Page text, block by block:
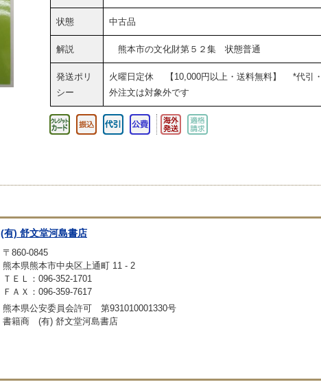
状態 中古品
解説 熊本市の文化財第５２集 状態普通
発送ポリ
シー
火曜日定休 【10,000円以上・送料無料】 *代引
外注文は対象外です
(有) 舒文堂河島書店
〒860-0845
熊本県熊本市中央区上通町 11 - 2
ＴＥＬ：096-352-1701
ＦＡＸ：096-359-7617
熊本県公安委員会許可 第931010001330号
書籍商 (有) 舒文堂河島書店